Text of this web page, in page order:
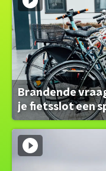
Brandende
je fietsslot een